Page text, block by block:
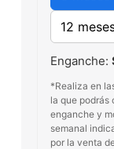
12
Enganche:
*Realiza en
la que podrás
enganche y
semanal
por la venta